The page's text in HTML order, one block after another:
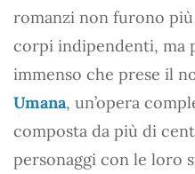
romanzi non furono
corpi indipendenti, ma
immenso che prese il
Umana, un’opera
composta da più di
personaggi con le loro